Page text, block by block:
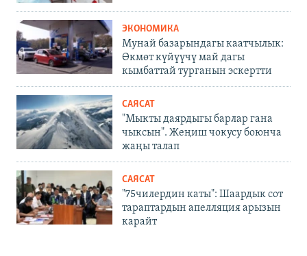
ЭКОНОМИКА
Мунай базарындагы каатчылык:
Өкмөт күйүүчү май дагы
кымбаттай турганын эскертти
САЯСАТ
"Мыкты даярдыгы барлар гана
чыксын". Жеңиш чокусу боюнча
жаңы талап
САЯСАТ
"75чилердин каты": Шаардык сот
тараптардын апелляция арызын
карайт